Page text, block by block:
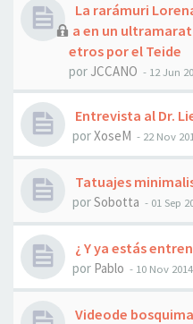
La rarámuri
a en un
etros por el Teide
por JCCANO - 12 Jun
Entrevista al Dr.
porXoseM - 22 Nov
Tatuajes
porSobotta - 01 Sep
¿ Y ya estás
por Pablo - 10 Nov
Videode